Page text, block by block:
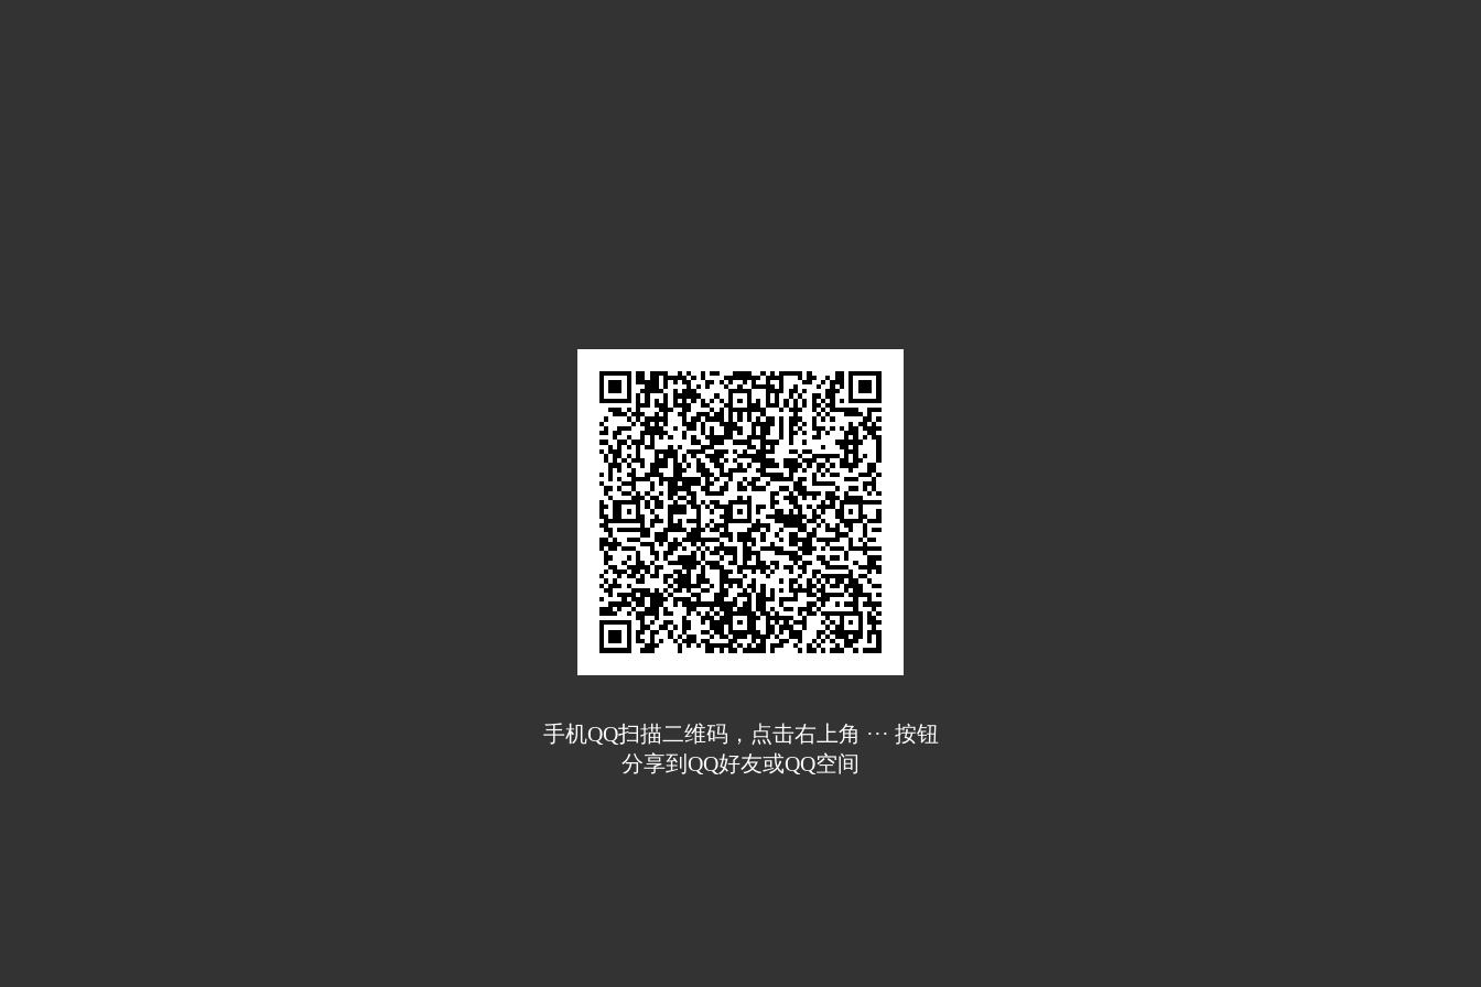
手机QQ扫描二维码，点击右上角 ··· 按钮
分享到QQ好友或QQ空间